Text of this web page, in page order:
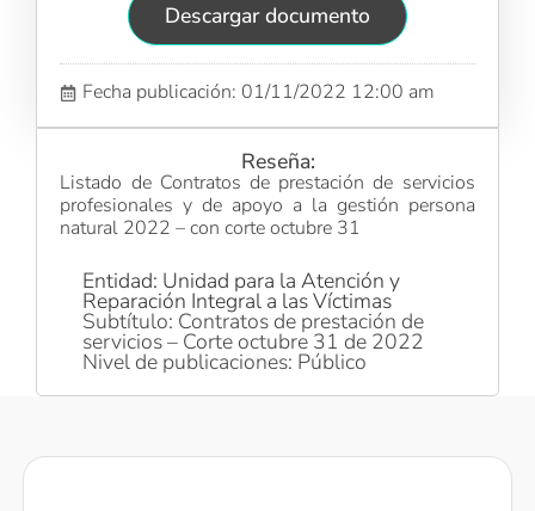
Descargar documento
Fecha publicación: 01/11/2022 12:00 am
Reseña:
Listado de Contratos de prestación de servicios
profesionales y de apoyo a la gestión persona
natural 2022 – con corte octubre 31
Entidad: Unidad para la Atención y
Reparación Integral a las Víctimas
Subtítulo: Contratos de prestación de
servicios – Corte octubre 31 de 2022
Nivel de publicaciones: Público